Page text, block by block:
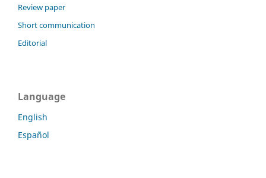
Review paper
Short communication
Editorial
Language
English
Español